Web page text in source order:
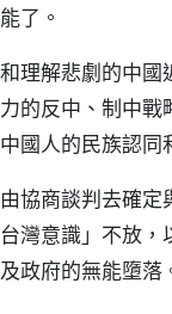
了。
理解悲劇的中
的反中、制中
國人的民族認同
協商談判去確
灣意識」不放
政府的無能墮